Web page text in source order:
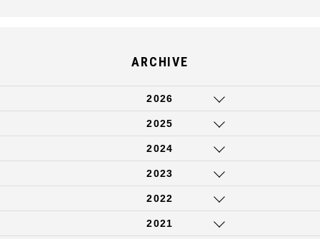
ARCHIVE
2026
2025
2024
2023
2022
2021